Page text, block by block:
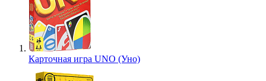
Карточная игра UNO (Уно)